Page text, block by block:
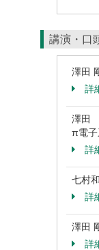
講演・口
澤田
詳
澤田
π電子
詳
七村
詳
澤田
詳